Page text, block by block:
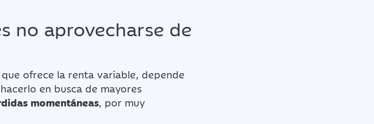
no aprovecharse de
ofrece la renta variable, depende
en busca de mayores
momentáneas, por muy